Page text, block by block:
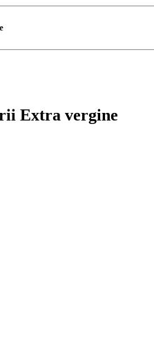
Extra vergine